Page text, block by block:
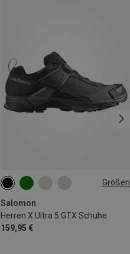
Größen
Salomon
Herren X Ultra 5 GTX Schuhe
159,95 €